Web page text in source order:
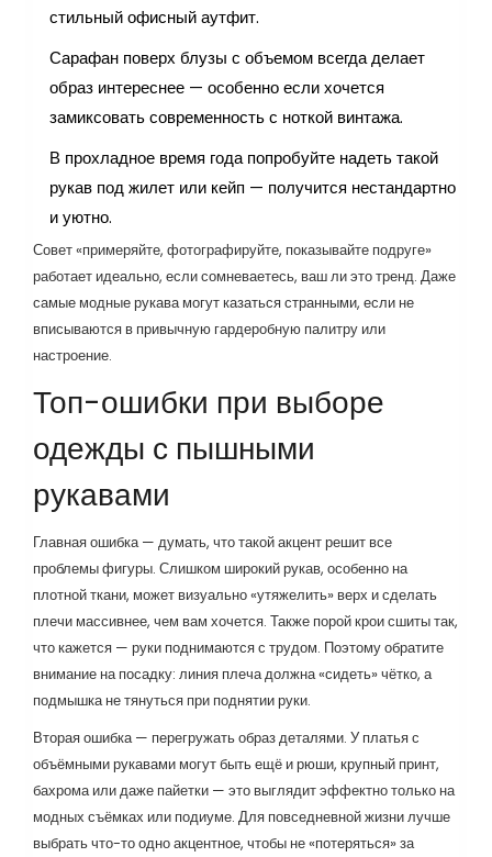
стильный офисный аутфит.
Сарафан поверх блузы с объемом всегда делает
образ интереснее — особенно если хочется
замиксовать современность с ноткой винтажа.
В прохладное время года попробуйте надеть такой
рукав под жилет или кейп — получится нестандартно
и уютно.
Совет «примеряйте, фотографируйте, показывайте подруге»
работает идеально, если сомневаетесь, ваш ли это тренд. Даже
самые модные рукава могут казаться странными, если не
вписываются в привычную гардеробную палитру или
настроение.
Топ-ошибки при выборе
одежды с пышными
рукавами
Главная ошибка — думать, что такой акцент решит все
проблемы фигуры. Слишком широкий рукав, особенно на
плотной ткани, может визуально «утяжелить» верх и сделать
плечи массивнее, чем вам хочется. Также порой крои сшиты так,
что кажется — руки поднимаются с трудом. Поэтому обратите
внимание на посадку: линия плеча должна «сидеть» чётко, а
подмышка не тянуться при поднятии руки.
Вторая ошибка — перегружать образ деталями. У платья с
объёмными рукавами могут быть ещё и рюши, крупный принт,
бахрома или даже пайетки — это выглядит эффектно только на
модных съёмках или подиуме. Для повседневной жизни лучше
выбрать что-то одно акцентное, чтобы не «потеряться» за